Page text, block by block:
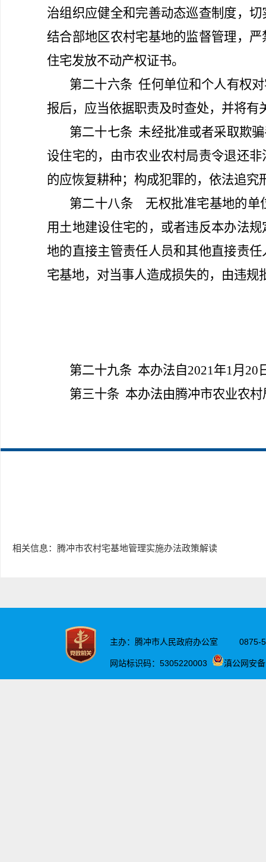
治组织应健全和完善动态巡查制度，
结合部地区农村宅基地的监督管理，
住宅发放不动产权证书。
第二十六条 任何单位和个人有权
报后，应当依据职责及时查处，并将有
第二十七条 未经批准或者采取欺
设住宅的，由市农业农村局责令退还
的应恢复耕种；构成犯罪的，依法追究
第二十八条 无权批准宅基地的单
用土地建设住宅的，或者违反本办法
地的直接主管责任人员和其他直接责
宅基地，对当事人造成损失的，由违
第二十九条 本办法自2021年1月20
第三十条 本办法由腾冲市农业农
相关信息：腾冲市农村宅基地管理实施办法政策解读